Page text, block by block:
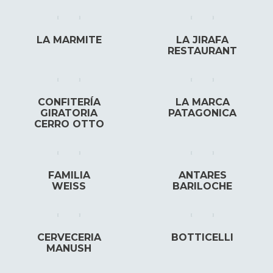
LA MARMITE
LA JIRAFA
RESTAURANT
CONFITERÍA
GIRATORIA
CERRO OTTO
LA MARCA
PATAGONICA
FAMILIA
WEISS
ANTARES
BARILOCHE
CERVECERIA
MANUSH
BOTTICELLI